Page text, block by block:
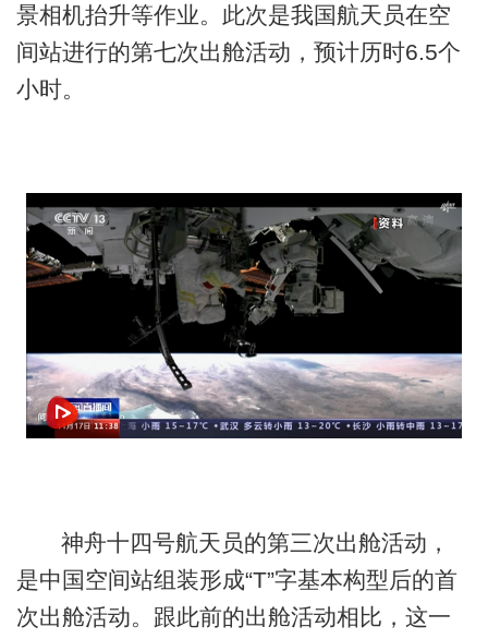
景相机抬升等作业。此次是我国航天员在空
间站进行的第七次出舱活动，预计历时6.5个
小时。
神舟十四号航天员的第三次出舱活动，
是中国空间站组装形成“T”字基本构型后的首
次出舱活动。跟此前的出舱活动相比，这一